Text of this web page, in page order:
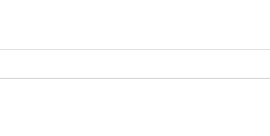
TBG - EDITORIAL TELEVISA - LIFESTYLES